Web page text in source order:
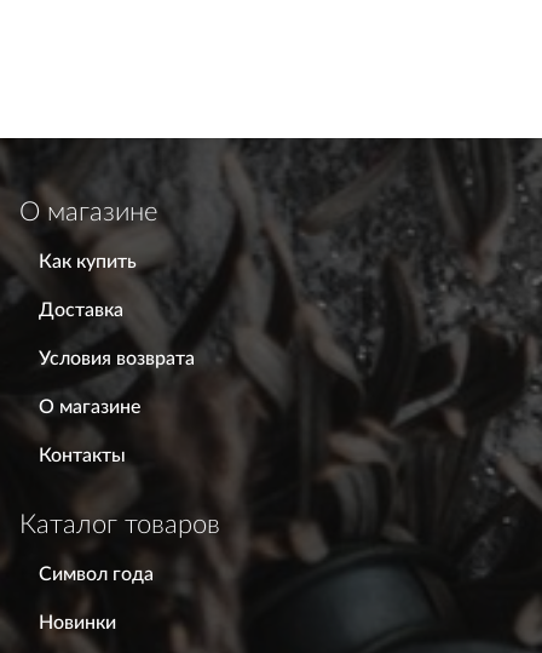
О магазине
Как купить
Доставка
Условия возврата
О магазине
Контакты
Каталог товаров
Символ года
Новинки